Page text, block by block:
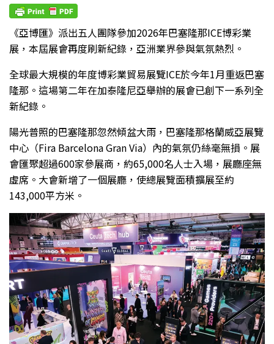
《亞博匯》派出五人團隊參加2026年巴塞隆那ICE博彩業
展，本屆展會再度刷新紀錄，亞洲業界參與氣氛熱烈。
全球最大規模的年度博彩業貿易展覽ICE於今年1月重返巴塞
隆那。這場第二年在加泰隆尼亞舉辦的展會已創下一系列全
新紀錄。
陽光普照的巴塞隆那忽然傾盆大雨，巴塞隆那格蘭威亞展覽
中心（Fira Barcelona Gran Via）內的氣氛仍絲毫無損。展
會匯聚超過600家參展商，約65,000名人士入場，展廳座無
虛席。大會新增了一個展廳，使總展覽面積擴展至約
143,000平方米。